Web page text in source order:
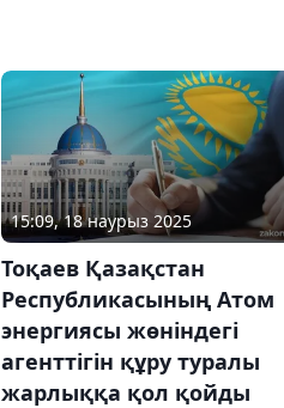
15:09, 18 наурыз 2025
Тоқаев Қазақстан
Республикасының Атом
энергиясы жөніндегі
агенттігін құру туралы
жарлыққа қол қойды